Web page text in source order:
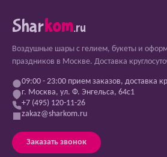
Sharkom.ru
Воздушные шары с гелием, букеты и
праздников в Москве. Доставка
09:00 - 23:00 прием заказов, доставка
г. Москва, ул. Ф. Энгельса, 64с1
+7 (495) 120-11-26
zakaz@sharkom.ru
Заказать звонок